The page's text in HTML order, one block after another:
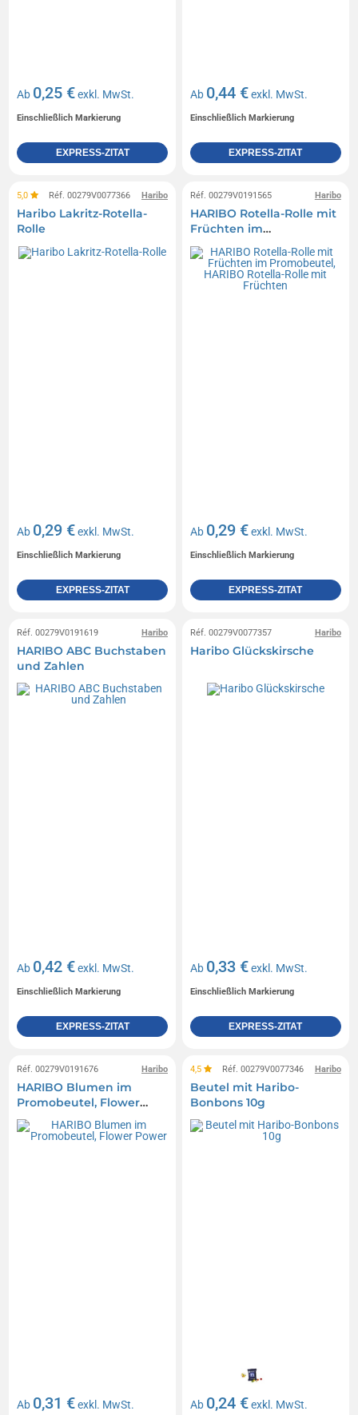
Ab 0,25 €exkl. MwSt.
Einschließlich Markierung
EXPRESS-ZITAT
Ab 0,44 €exkl. MwSt.
Einschließlich Markierung
EXPRESS-ZITAT
Haribo
5,0 Réf. 00279V0077366
Haribo Lakritz-Rotella-
Rolle
Ab 0,29 €exkl. MwSt.
Einschließlich Markierung
EXPRESS-ZITAT
Haribo
Réf. 00279V0191565
HARIBO Rotella-Rolle mit
Früchten im
Promobeutel, HARIBO
Rotella-Rolle mit
Früchten
Ab 0,29 €exkl. MwSt.
Einschließlich Markierung
EXPRESS-ZITAT
Haribo
Réf. 00279V0191619
HARIBO ABC Buchstaben
und Zahlen
Ab 0,42 €exkl. MwSt.
Einschließlich Markierung
EXPRESS-ZITAT
Haribo
Réf. 00279V0077357
Haribo Glückskirsche
Ab 0,33 €exkl. MwSt.
Einschließlich Markierung
EXPRESS-ZITAT
Haribo
Réf. 00279V0191676
HARIBO Blumen im
Promobeutel, Flower
Power
Ab 0,31 €exkl. MwSt.
Haribo
4,5 Réf. 00279V0077346
Beutel mit Haribo-
Bonbons 10g
Ab 0,24 €exkl. MwSt.